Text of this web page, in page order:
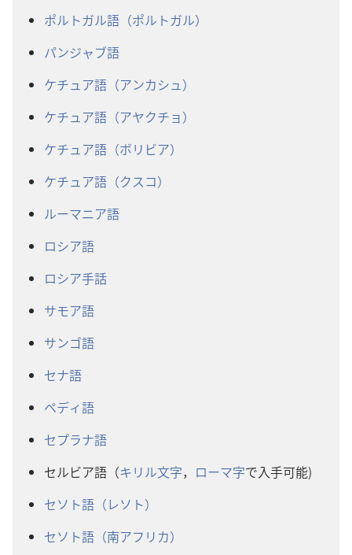
ポルトガル語（ポルトガル）
パンジャブ語
ケチュア語（アンカシュ）
ケチュア語（アヤクチョ）
ケチュア語（ボリビア）
ケチュア語（クスコ）
ルーマニア語
ロシア語
ロシア手話
サモア語
サンゴ語
セナ語
ペディ語
セプラナ語
セルビア語（キリル文字， ローマ字で入手可能)
セソト語（レソト）
セソト語（南アフリカ）